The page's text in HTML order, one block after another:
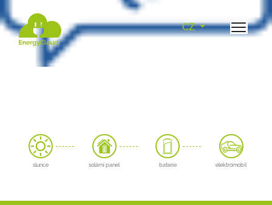
CZ
slunce solární panel baterie elektromobil